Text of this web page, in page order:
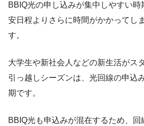
BBIQ光の申し込みが集中しやすい時
安日程よりさらに時間がかかってし
す。
大学生や新社会人などの新生活がス
引っ越しシーズンは、光回線の申込
期です。
BBIQ光も申込みが混在するため、回